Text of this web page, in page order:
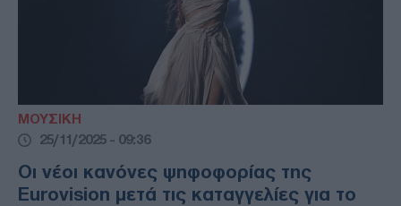
ΜΟΥΣΙΚΗ
25/11/2025 - 09:36
Oι νέοι κανόνες ψηφοφορίας της
Eurovision μετά τις καταγγελίες για το